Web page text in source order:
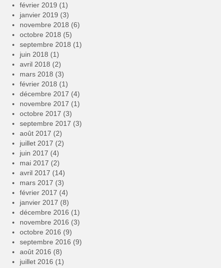
février 2019 (1)
janvier 2019 (3)
novembre 2018 (6)
octobre 2018 (5)
septembre 2018 (1)
juin 2018 (1)
avril 2018 (2)
mars 2018 (3)
février 2018 (1)
décembre 2017 (4)
novembre 2017 (1)
octobre 2017 (3)
septembre 2017 (3)
août 2017 (2)
juillet 2017 (2)
juin 2017 (4)
mai 2017 (2)
avril 2017 (14)
mars 2017 (3)
février 2017 (4)
janvier 2017 (8)
décembre 2016 (1)
novembre 2016 (3)
octobre 2016 (9)
septembre 2016 (9)
août 2016 (8)
juillet 2016 (1)